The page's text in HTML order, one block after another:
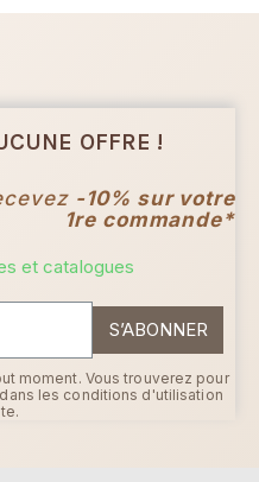
OFFRE !
-10% sur votre
1re commande*
et catalogues
S’ABONNER
moment. Vous trouverez pour
les conditions d'utilisation